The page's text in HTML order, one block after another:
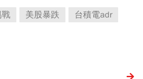
戰 美股暴跌
台積電adr